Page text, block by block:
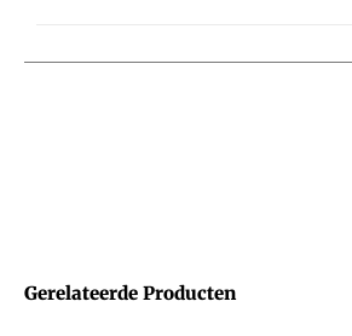
Gerelateerde Producten